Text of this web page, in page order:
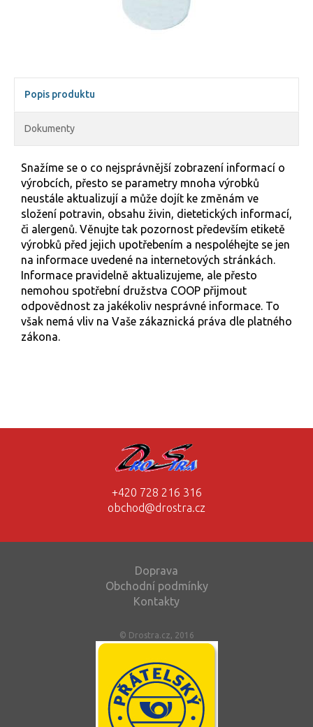
Popis produktu
Dokumenty
Snažíme se o co nejsprávnější zobrazení informací o
výrobcích, přesto se parametry mnoha výrobků
neustále aktualizují a může dojít ke změnám ve
složení potravin, obsahu živin, dietetických informací,
či alergenů. Věnujte tak pozornost především etiketě
výrobků před jejich upotřebením a nespoléhejte se jen
na informace uvedené na internetových stránkách.
Informace pravidelně aktualizujeme, ale přesto
nemohou spotřební družstva COOP přijmout
odpovědnost za jakékoliv nesprávné informace. To
však nemá vliv na Vaše zákaznická práva dle platného
zákona.
+420 728 216 316
obchod@drostra.cz
Doprava
Obchodní podmínky
Kontakty
© Drostra.cz, 2016